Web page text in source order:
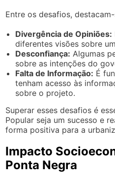
Entre os desafios,
Divergência de Opiniões:
diferentes visões sobre
Desconfiança: Algumas
sobre as intenções do
Falta de Informação: É
tenham acesso às
sobre o projeto.
Superar esses desafios é
Popular seja um sucesso e
forma positiva para a
Impacto
Ponta Negra